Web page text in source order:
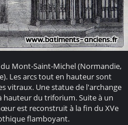
Mont-Saint-Michel (Normandie,
Les arcs tout en hauteur sont
vitraux. Une statue de l'archange
hauteur du triforium. Suite à un
est reconstruit à la fin du XVe
flamboyant.